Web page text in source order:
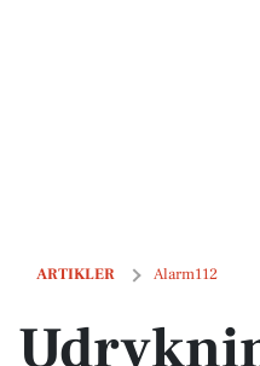
ARTIKLER Alarm112
Udrykning nær Aarhus,